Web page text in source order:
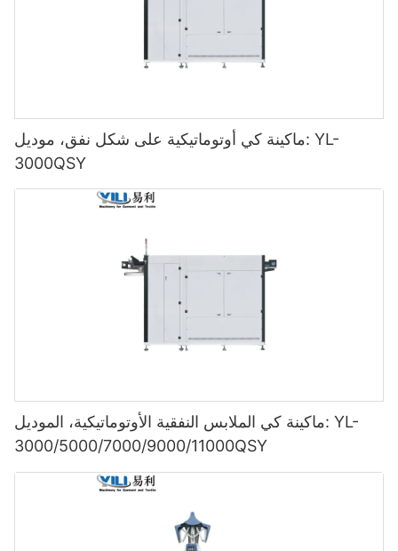
ماكينة كي أوتوماتيكية على شكل نفق، موديل: YL-
3000QSY
ماكينة كي الملابس النفقية الأوتوماتيكية، الموديل: YL-
3000/5000/7000/9000/11000QSY